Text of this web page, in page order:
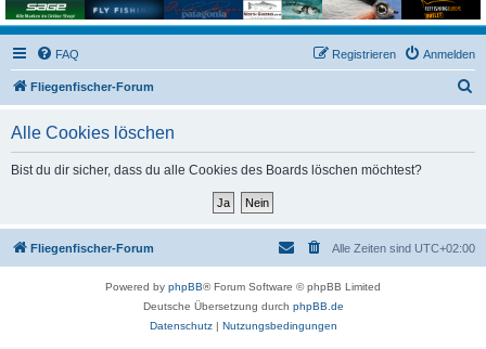
FAQ Anmelden
Registrieren
Fliegenfischer-Forum
Alle Cookies löschen
Bist du dir sicher, dass du alle Cookies des Boards löschen möchtest?
Fliegenfischer-Forum Alle Zeiten sind UTC+02:00
Powered by phpBB® Forum Software © phpBB Limited
Deutsche Übersetzung durch phpBB.de
Datenschutz| Nutzungsbedingungen